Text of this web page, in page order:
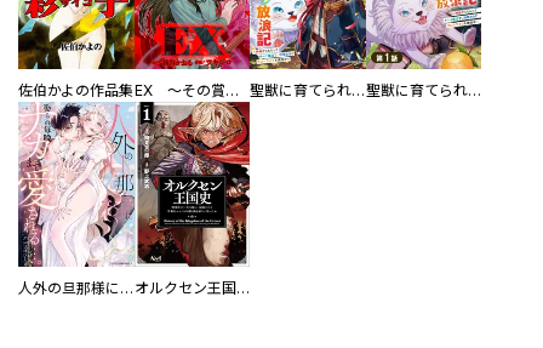
佐伯かよの作品集 EX ～その賞金稼ぎは、世界の出口を探す～【単行本版】 聖獣に育てられた少年の異世界ゆるり放浪記～神様からもらったチート魔法で、仲間たちとスローライフを満喫中～ 聖獣に育てられた少年の異世界ゆるり放浪記～神様からもらったチート魔法で、仲間たちとスローライフを満喫中～【分冊版】
人外の旦那様に娶られ毎晩ナカまで愛される…。アンソロジー オルクセン王国史